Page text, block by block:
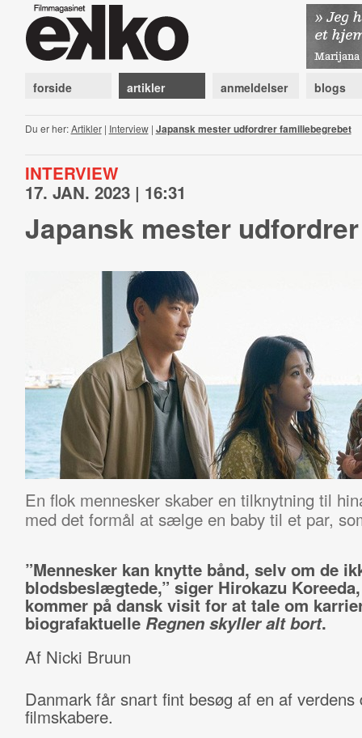
forside artikler anmeldelser blogs
Du er her:Artikler| Interview| Japansk mester udfordrer familiebegrebet
INTERVIEW
17. JAN. 2023 | 16:31
Japansk mester
En flok mennesker skaber en tilknytning til
med det formål at sælge en baby til et par,
”Mennesker kan knytte bånd, selv om de
blodsbeslægtede,” siger Hirokazu
kommer på dansk visit for at tale om
biografaktuelle Regnen skyller alt bort.
Af Nicki Bruun
Danmark får snart fint besøg af en af verdens
filmskabere.